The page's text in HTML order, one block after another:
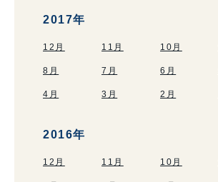
2017年
12月 11月 10月
8月 7月 6月
4月 3月 2月
2016年
12月 11月 10月